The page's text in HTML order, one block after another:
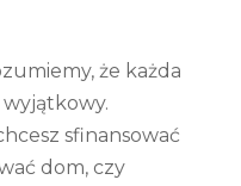
że każda
sfinansować
dom, czy